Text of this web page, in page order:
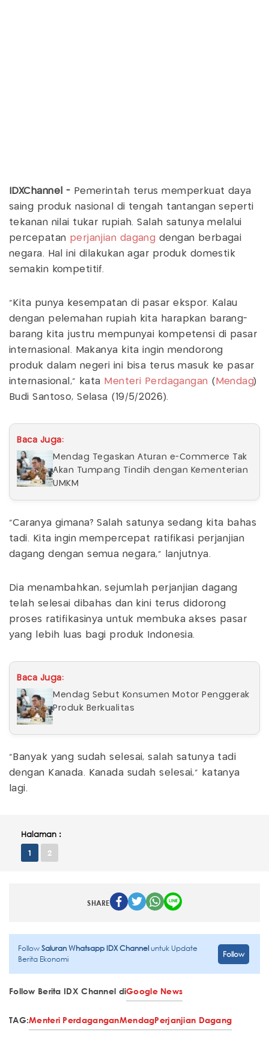
IDXChannel - Pemerintah terus memperkuat daya
saing produk nasional di tengah tantangan seperti
tekanan nilai tukar rupiah. Salah satunya melalui
percepatan perjanjian dagang dengan berbagai
negara. Hal ini dilakukan agar produk domestik
semakin kompetitif.
"Kita punya kesempatan di pasar ekspor. Kalau
dengan pelemahan rupiah kita harapkan barang-
barang kita justru mempunyai kompetensi di pasar
internasional. Makanya kita ingin mendorong
produk dalam negeri ini bisa terus masuk ke pasar
internasional," kata Menteri Perdagangan ( Mendag)
Budi Santoso, Selasa (19/5/2026).
Baca Juga:
Mendag Tegaskan Aturan e-Commerce Tak
Akan Tumpang Tindih dengan Kementerian
UMKM
"Caranya gimana? Salah satunya sedang kita bahas
tadi. Kita ingin mempercepat ratifikasi perjanjian
dagang dengan semua negara," lanjutnya.
Dia menambahkan, sejumlah perjanjian dagang
telah selesai dibahas dan kini terus didorong
proses ratifikasinya untuk membuka akses pasar
yang lebih luas bagi produk Indonesia.
Baca Juga:
Mendag Sebut Konsumen Motor Penggerak
Produk Berkualitas
“Banyak yang sudah selesai, salah satunya tadi
dengan Kanada. Kanada sudah selesai," katanya
lagi.
Halaman :
1 2
SHARE
FollowSaluran Whatsapp IDX Channeluntuk Update
Berita Ekonomi
Follow
Follow Berita IDX Channel diGoogle News
TAG:Menteri PerdaganganMendagPerjanjian Dagang